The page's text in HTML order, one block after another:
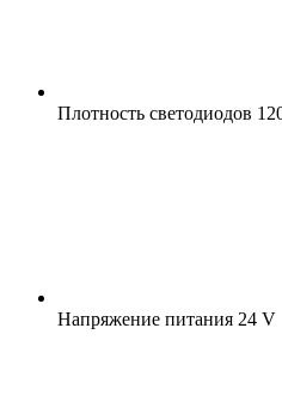
Плотность светодиодов
Напряжение питания 24 V